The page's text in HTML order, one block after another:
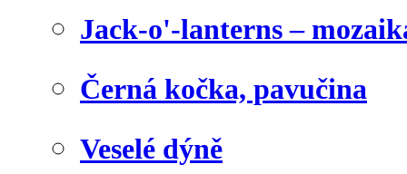
Jack-o'-lanterns –
Černá kočka, pavučina
Veselé dýně